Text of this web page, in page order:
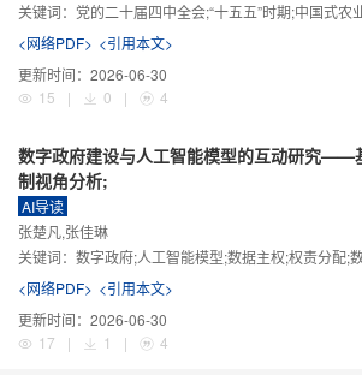
关键词： 党的二十届四中全会;“十五五”时期;中国式农业农村现代化;新型农
<网络PDF> <引用本文>
更新时间： 2026-06-30
15
| 0 | 4
数字政府建设与人工智能模型的互动研究——
制视角分析;
AI导读
张楚凡,张佳琳
关键词： 数字政府;人工智能模型;数据主权;权责分配;
<网络PDF> <引用本文>
更新时间： 2026-06-30
17
| 1 | 4